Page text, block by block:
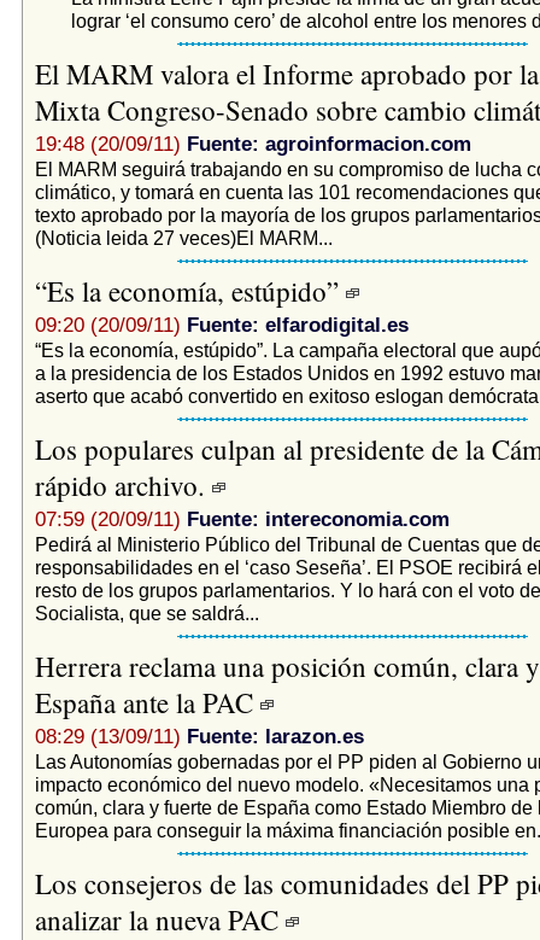
lograr ‘el consumo cero’ de alcohol entre los menores
El MARM valora el Informe aprobado por
Mixta Congreso-Senado sobre cambio
19:48 (20/09/11) Fuente: agroinformacion.com
El MARM seguirá trabajando en su compromiso de lucha
climático, y tomará en cuenta las 101 recomendaciones
texto aprobado por la mayoría de los grupos
(Noticia leida 27 veces)El MARM...
“Es la economía, estúpido”
09:20 (20/09/11) Fuente: elfarodigital.es
“Es la economía, estúpido”. La campaña electoral que
a la presidencia de los Estados Unidos en 1992 estuvo
aserto que acabó convertido en exitoso eslogan
Los populares culpan al presidente de la
rápido archivo.
07:59 (20/09/11) Fuente: intereconomia.com
Pedirá al Ministerio Público del Tribunal de Cuentas que
responsabilidades en el ‘caso Seseña’. El PSOE recibirá
resto de los grupos parlamentarios. Y lo hará con el voto
Socialista, que se saldrá...
Herrera reclama una posición común, clara
España ante la PAC
08:29 (13/09/11) Fuente: larazon.es
Las Autonomías gobernadas por el PP piden al Gobierno
impacto económico del nuevo modelo. «Necesitamos una
común, clara y fuerte de España como Estado Miembro de
Europea para conseguir la máxima financiación posible
Los consejeros de las comunidades del PP
analizar la nueva PAC